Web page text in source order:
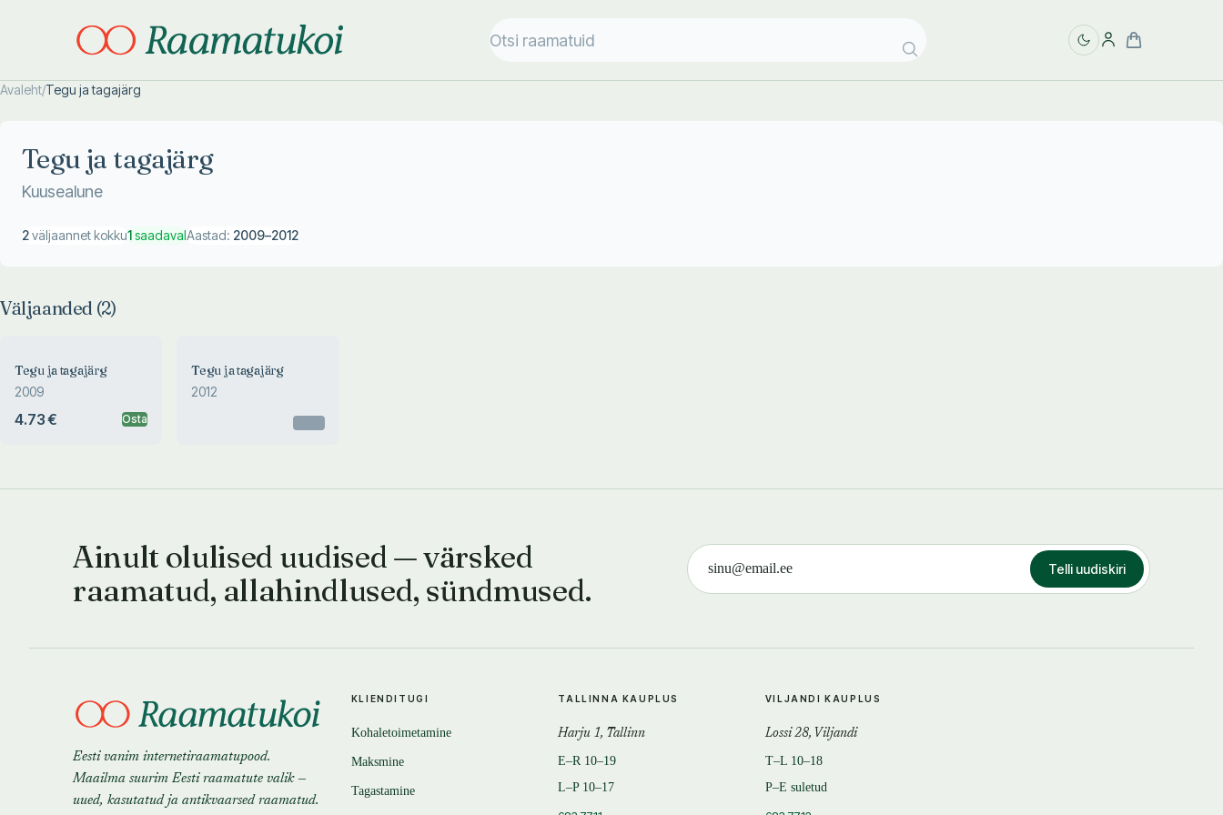
Avaleht/Tegu ja tagajärg
Tegu ja tagajärg
Kuusealune
2väljaannet kokku1saadavalAastad: 2009–2012
Väljaanded (2)
Tegu ja tagajärg
2009
4.73 € Osta
Tegu ja tagajärg
2012
Ainult olulised uudised — värsked
raamatud, allahindlused, sündmused.
Telli uudiskiri
Eesti vanim internetiraamatupood.
Maailma suurim Eesti raamatute valik —
uued, kasutatud ja antikvaarsed raamatud.
KLIENDITUGI
Kohaletoimetamine
Maksmine
Tagastamine
TALLINNA KAUPLUS
Harju 1, Tallinn
E–R 10–19
L–P 10–17
VILJANDI KAUPLUS
Lossi 28, Viljandi
T–L 10–18
P–E suletud